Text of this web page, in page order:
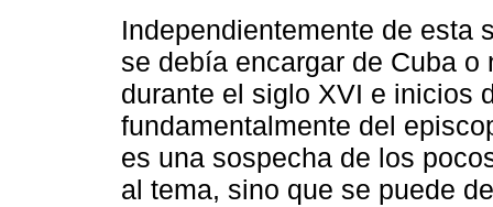
Independientemente de esta
se debía encargar de Cuba
durante el siglo XVI e inicios
fundamentalmente del
es una sospecha de los
al tema, sino que se puede